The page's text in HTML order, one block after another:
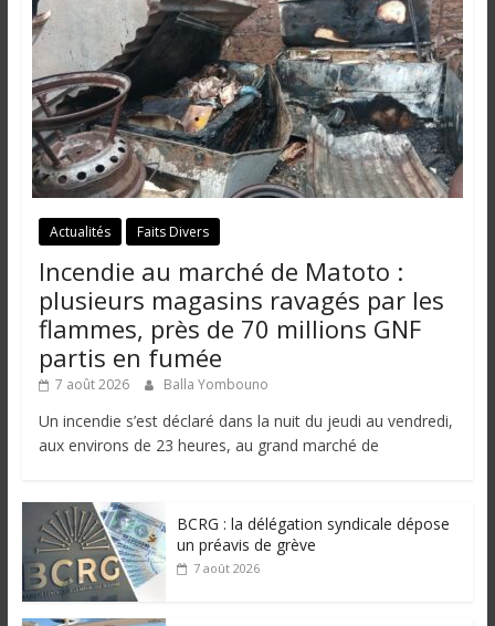
Actualités Faits Divers
Incendie au marché de Matoto :
plusieurs magasins ravagés par les
flammes, près de 70 millions GNF
partis en fumée
7 août 2026 Balla Yombouno
Un incendie s’est déclaré dans la nuit du jeudi au vendredi,
aux environs de 23 heures, au grand marché de
BCRG : la délégation syndicale dépose
un préavis de grève
7 août 2026